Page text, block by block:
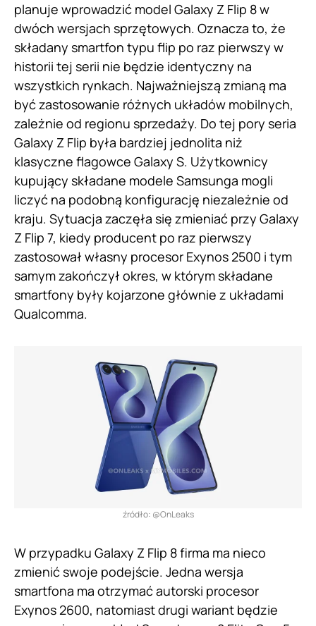
planuje wprowadzić model Galaxy Z Flip 8 w
dwóch wersjach sprzętowych. Oznacza to, że
składany smartfon typu flip po raz pierwszy w
historii tej serii nie będzie identyczny na
wszystkich rynkach. Najważniejszą zmianą ma
być zastosowanie różnych układów mobilnych,
zależnie od regionu sprzedaży. Do tej pory seria
Galaxy Z Flip była bardziej jednolita niż
klasyczne flagowce Galaxy S. Użytkownicy
kupujący składane modele Samsunga mogli
liczyć na podobną konfigurację niezależnie od
kraju. Sytuacja zaczęła się zmieniać przy Galaxy
Z Flip 7, kiedy producent po raz pierwszy
zastosował własny procesor Exynos 2500 i tym
samym zakończył okres, w którym składane
smartfony były kojarzone głównie z układami
Qualcomma.
źródło: @OnLeaks
W przypadku Galaxy Z Flip 8 firma ma nieco
zmienić swoje podejście. Jedna wersja
smartfona ma otrzymać autorski procesor
Exynos 2600, natomiast drugi wariant będzie